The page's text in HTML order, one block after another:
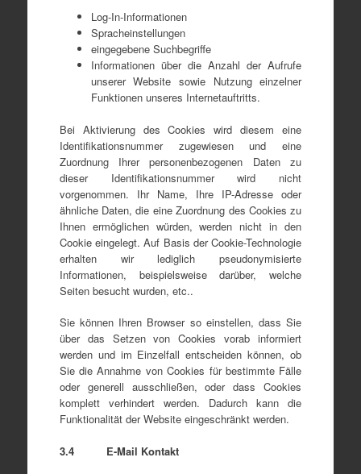
Log-In-Informationen
Spracheinstellungen
eingegebene Suchbegriffe
Informationen über die Anzahl der Aufrufe
unserer Website sowie Nutzung einzelner
Funktionen unseres Internetauftritts.
Bei Aktivierung des Cookies wird diesem eine
Identifikationsnummer zugewiesen und eine
Zuordnung Ihrer personenbezogenen Daten zu
dieser Identifikationsnummer wird nicht
vorgenommen. Ihr Name, Ihre IP-Adresse oder
ähnliche Daten, die eine Zuordnung des Cookies zu
Ihnen ermöglichen würden, werden nicht in den
Cookie eingelegt. Auf Basis der Cookie-Technologie
erhalten wir lediglich pseudonymisierte
Informationen, beispielsweise darüber, welche
Seiten besucht wurden, etc..
Sie können Ihren Browser so einstellen, dass Sie
über das Setzen von Cookies vorab informiert
werden und im Einzelfall entscheiden können, ob
Sie die Annahme von Cookies für bestimmte Fälle
oder generell ausschließen, oder dass Cookies
komplett verhindert werden. Dadurch kann die
Funktionalität der Website eingeschränkt werden.
3.4 E-Mail Kontakt